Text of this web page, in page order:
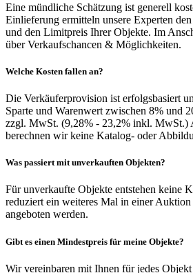
Eine mündliche Schätzung ist generell
Einlieferung ermitteln unsere Experten
und den Limitpreis Ihrer Objekte. Im
über Verkaufschancen & Möglichkeiten.
Welche Kosten fallen an?
Die Verkäuferprovision ist erfolgsbasiert
Sparte und Warenwert zwischen 8% und
zzgl. MwSt. (9,28% - 23,2% inkl. MwSt.)
berechnen wir keine Katalog- oder
Was passiert mit unverkauften Objekten?
Für unverkaufte Objekte entstehen keine
reduziert ein weiteres Mal in einer Auktion
angeboten werden.
Gibt es einen Mindestpreis für meine Objekte?
Wir vereinbaren mit Ihnen für jedes